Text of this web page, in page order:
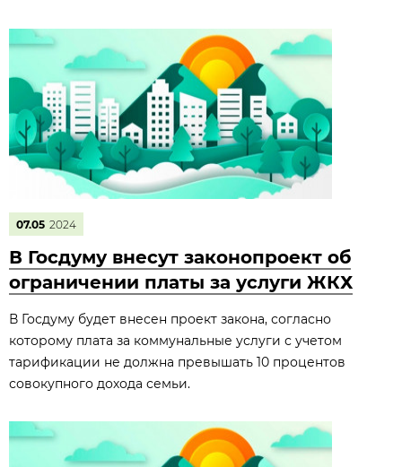
07.05 2024
В Госдуму внесут законопроект об
ограничении платы за услуги ЖКХ
В Госдуму будет внесен проект закона, согласно
которому плата за коммунальные услуги с учетом
тарификации не должна превышать 10 процентов
совокупного дохода семьи.